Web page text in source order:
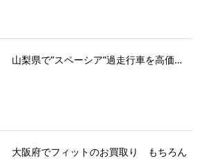
山梨県で”スペーシア”過走行車を高価…
大阪府でフィットのお買取り もちろん